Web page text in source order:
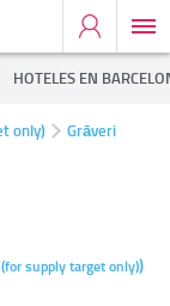
HOTELES EN
only)
Grāveri
supply target only))